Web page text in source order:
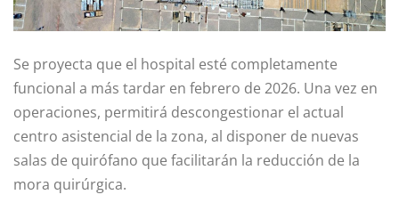
Se proyecta que el hospital esté completamente
funcional a más tardar en febrero de 2026. Una vez en
operaciones, permitirá descongestionar el actual
centro asistencial de la zona, al disponer de nuevas
salas de quirófano que facilitarán la reducción de la
mora quirúrgica.